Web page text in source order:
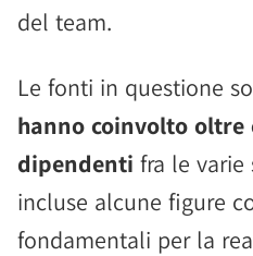
del team.
Le fonti in questione
hanno coinvolto oltre
dipendenti fra le varie
incluse alcune figure
fondamentali per la